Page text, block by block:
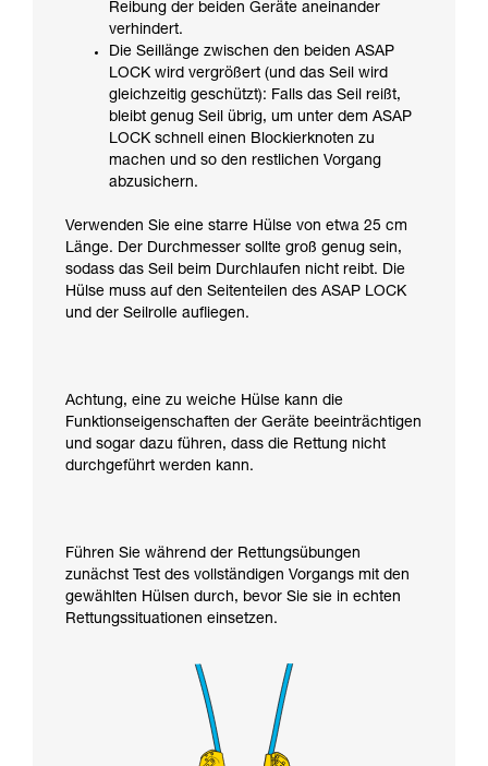
Reibung der beiden Geräte aneinander
verhindert.
Die Seillänge zwischen den beiden ASAP
LOCK wird vergrößert (und das Seil wird
gleichzeitig geschützt): Falls das Seil reißt,
bleibt genug Seil übrig, um unter dem ASAP
LOCK schnell einen Blockierknoten zu
machen und so den restlichen Vorgang
abzusichern.
Verwenden Sie eine starre Hülse von etwa 25 cm
Länge. Der Durchmesser sollte groß genug sein,
sodass das Seil beim Durchlaufen nicht reibt. Die
Hülse muss auf den Seitenteilen des ASAP LOCK
und der Seilrolle aufliegen.
Achtung, eine zu weiche Hülse kann die
Funktionseigenschaften der Geräte beeinträchtigen
und sogar dazu führen, dass die Rettung nicht
durchgeführt werden kann.
Führen Sie während der Rettungsübungen
zunächst Test des vollständigen Vorgangs mit den
gewählten Hülsen durch, bevor Sie sie in echten
Rettungssituationen einsetzen.